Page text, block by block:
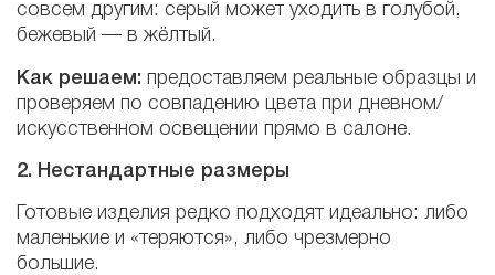
совсем другим: серый может уходить в голубой,
бежевый — в жёлтый.
Как решаем: предоставляем реальные образцы и
проверяем по совпадению цвета при дневном/
искусственном освещении прямо в салоне.
2. Нестандартные размеры
Готовые изделия редко подходят идеально: либо
маленькие и «теряются», либо чрезмерно
большие.